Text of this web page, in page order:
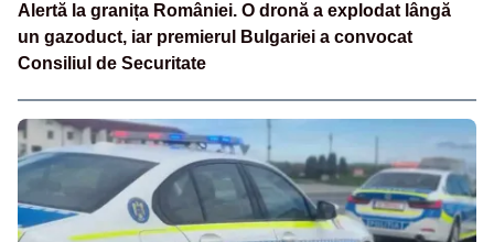
Alertă la granița României. O dronă a explodat lângă
un gazoduct, iar premierul Bulgariei a convocat
Consiliul de Securitate